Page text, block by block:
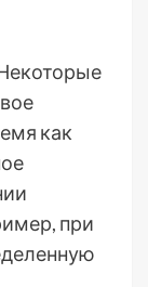
как
при